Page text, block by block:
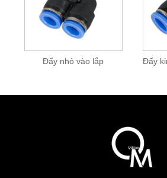
Đẩy nhỏ vào lắp